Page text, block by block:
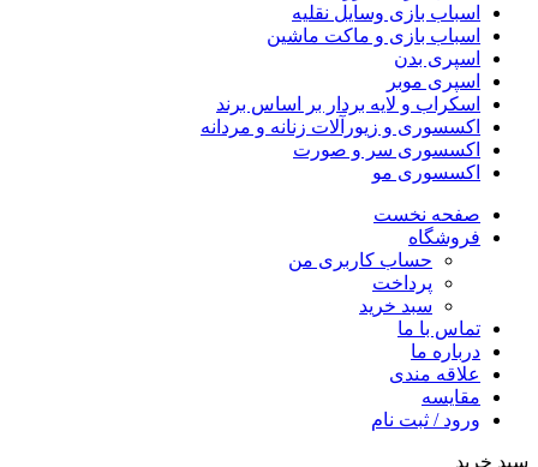
اسباب بازی وسایل نقلیه
اسباب بازی و ماکت ماشین
اسپری بدن
اسپری موبر
اسکراب و لایه بردار بر اساس برند
اکسسوری و زیورآلات زنانه و مردانه
اکسسوری سر و صورت
اکسسوری مو
صفحه نخست
فروشگاه
حساب کاربری من
پرداخت
سبد خرید
تماس با ما
درباره ما
علاقه مندی
مقایسه
ورود / ثبت نام
سبد خرید